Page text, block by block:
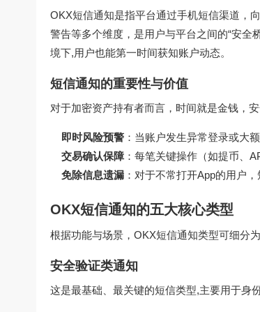
OKX短信通知是指平台通过手机短信渠道，
警告等多个维度，是用户与平台之间的“安全
境下,用户也能第一时间获知账户动态。
短信通知的重要性与价值
对于加密资产持有者而言，时间就是金钱，
即时风险预警 ：当账户发生异常登录或大
交易确认保障 ：每笔关键操作（如提币、
免除信息遗漏 ：对于不常打开App的用户
OKX短信通知的五大核心类型
根据功能与场景，OKX短信通知类型可细分
安全验证类通知
这是最基础、最关键的短信类型,主要用于身